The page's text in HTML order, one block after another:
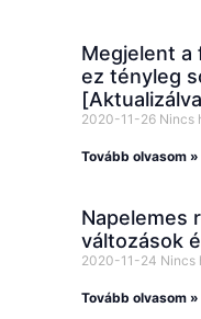
Megjelent a
ez tényleg
2020-11-26 Nincs
Tovább olvasom »
Napelemes
változások
2020-11-24 Nincs
Tovább olvasom »